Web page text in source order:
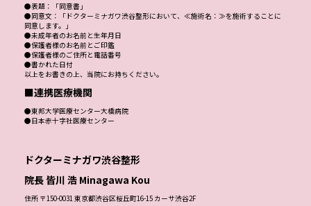
●表題：「同意書」
●同意文：「ドクターミナガワ渋谷整形において、≪施術名：≫を施術することに
同意します。」
●未成年者のお名前と生年月日
●保護者様のお名前とご印鑑
●保護者様のご住所と電話番号
●書かれた日付
以上をお書きの上、当院にお持ちください。
■連携医療機関
●東邦大学医療センター大橋病院
●日本赤十字社医療センター
ドクターミナガワ渋谷整形
院長 皆川 浩 Minagawa Kou
住所 〒150-0031 東京都渋谷区桜丘町16-15 カーサ渋谷2F